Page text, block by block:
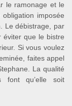
le ramonage et le
imposée
Le débistrage, par
éviter que le bistre
Si vous voulez
faites appel
La qualité
font qu’elle soit